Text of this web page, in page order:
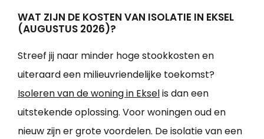
WAT ZIJN DE KOSTEN VAN ISOLATIE IN EKSEL
(AUGUSTUS 2026)?
Streef jij naar minder hoge stookkosten en
uiteraard een milieuvriendelijke toekomst?
Isoleren van de woning in Ekselis dan een
uitstekende oplossing. Voor woningen oud en
nieuw zijn er grote voordelen. De isolatie van een